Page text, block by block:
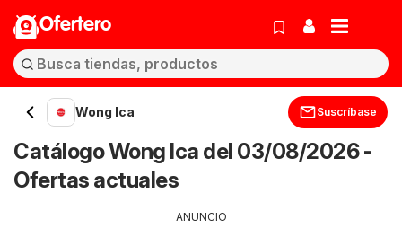
Ofertero
Wong Ica Suscríbase
Catálogo Wong Ica del 03/08/2026 -
Ofertas actuales
ANUNCIO